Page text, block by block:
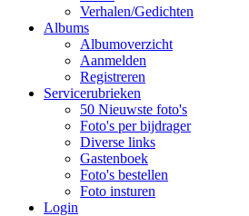
Verhalen/Gedichten
Albums
Albumoverzicht
Aanmelden
Registreren
Servicerubrieken
50 Nieuwste foto's
Foto's per bijdrager
Diverse links
Gastenboek
Foto's bestellen
Foto insturen
Login